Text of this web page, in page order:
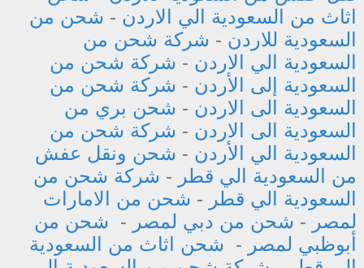
اثاث من السعودية الي الاردن - شحن من
السعودية للاردن - شركة شحن من
السعودية الي الاردن - شركة شحن من
السعودية إلى الأردن - شركة شحن من
السعودية الى الاردن - شحن بري من
السعودية الى الاردن - شركة شحن من
السعودية الي الأردن - شحن ونقل عفش
من السعودية الي قطر - شركة شحن من
السعودية الي قطر - شحن من الامارات
لمصر - شحن من دبي لمصر - شحن من
أبوظبي لمصر - شحن اثاث من السعودية